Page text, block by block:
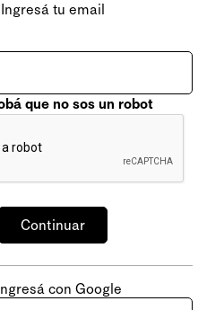
Ingresá tu email
que no sos un robot
con Google